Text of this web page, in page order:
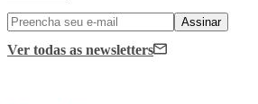
Assinar
Ver todas as newsletters